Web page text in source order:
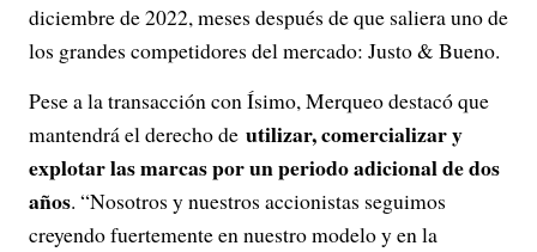
diciembre de 2022, meses después de que saliera uno de
los grandes competidores del mercado: Justo & Bueno.
Pese a la transacción con Ísimo, Merqueo destacó que
mantendrá el derecho de utilizar, comercializar y
explotar las marcas por un periodo adicional de dos
años. “Nosotros y nuestros accionistas seguimos
creyendo fuertemente en nuestro modelo y en la